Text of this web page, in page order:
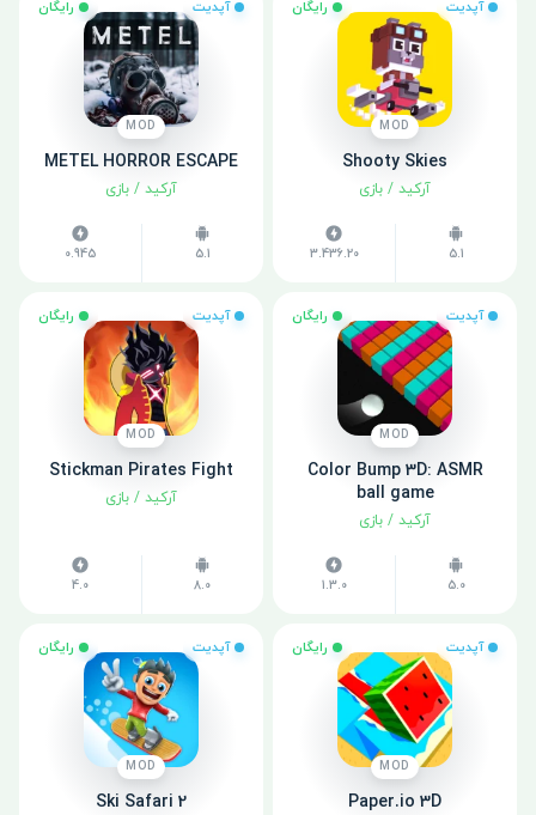
آپدیت رایگان
MOD
Shooty Skies
آرکید / بازی
5.1
3.436.20
آپدیت رایگان
MOD
METEL HORROR ESCAPE
آرکید / بازی
5.1
0.945
آپدیت رایگان
MOD
Color Bump 3D: ASMR
ball game
آرکید / بازی
5.0
1.3.0
آپدیت رایگان
MOD
Stickman Pirates Fight
آرکید / بازی
8.0
4.0
آپدیت رایگان
MOD
Paper.io 3D
آپدیت رایگان
MOD
Ski Safari 2